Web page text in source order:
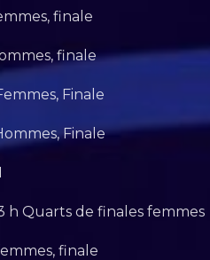
finale
finale
Finale
Finale
h Quarts de finales femmes
finale